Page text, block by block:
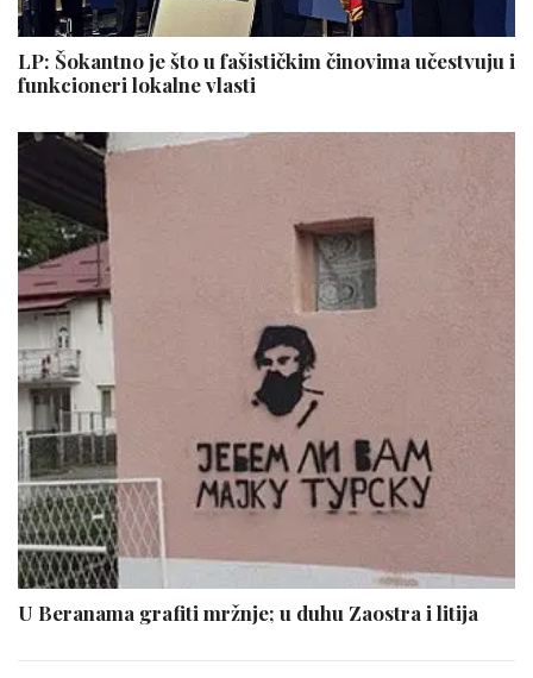
LP: Šokantno je što u fašističkim činovima učestvuju i
funkcioneri lokalne vlasti
U Beranama grafiti mržnje; u duhu Zaostra i litija